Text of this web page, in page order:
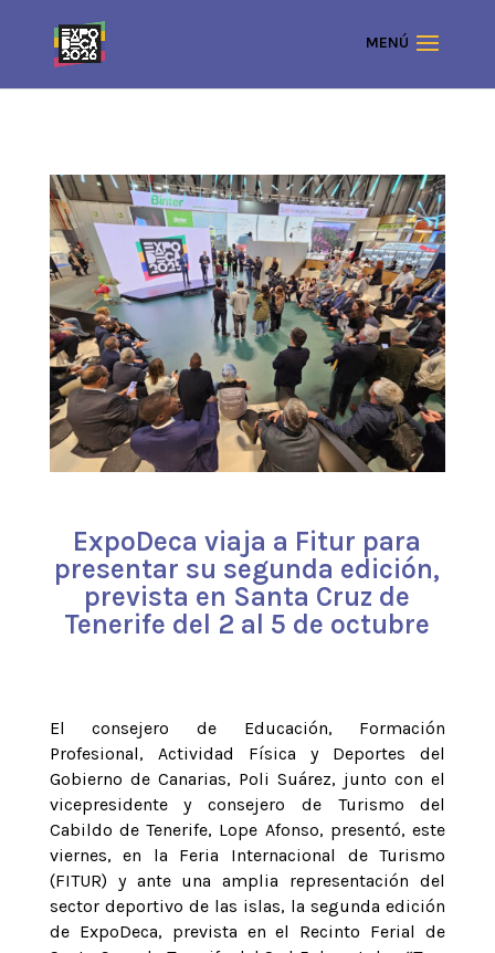
ExpoDeca viaja a Fitur para
presentar su segunda edición,
prevista en Santa Cruz de
Tenerife del 2 al 5 de octubre
El consejero de Educación, Formación
Profesional, Actividad Física y Deportes del
Gobierno de Canarias, Poli Suárez, junto con el
vicepresidente y consejero de Turismo del
Cabildo de Tenerife, Lope Afonso, presentó, este
viernes, en la Feria Internacional de Turismo
(FITUR) y ante una amplia representación del
sector deportivo de las islas, la segunda edición
de ExpoDeca, prevista en el Recinto Ferial de